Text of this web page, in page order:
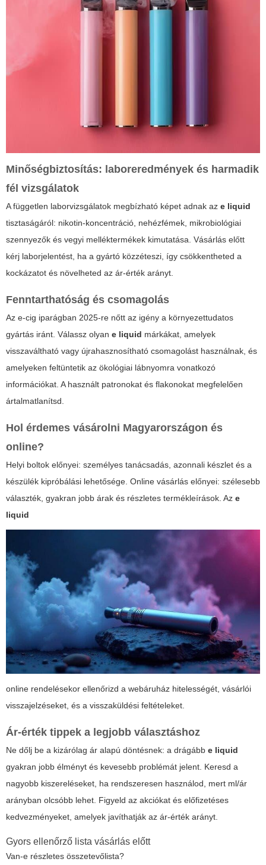
Minőségbiztosítás: laboreredmények és harmadik
fél vizsgálatok
A független laborvizsgálatok megbízható képet adnak az e liquid
tisztaságáról: nikotin-koncentráció, nehézfémek, mikrobiológiai
szennyezők és vegyi melléktermékek kimutatása. Vásárlás előtt
kérj laborjelentést, ha a gyártó közzéteszi, így csökkentheted a
kockázatot és növelheted az ár-érték arányt.
Fenntarthatóság és csomagolás
Az e-cig iparágban 2025-re nőtt az igény a környezettudatos
gyártás iránt. Válassz olyan e liquid márkákat, amelyek
visszaváltható vagy újrahasznosítható csomagolást használnak, és
amelyeken feltüntetik az ökológiai lábnyomra vonatkozó
információkat. A használt patronokat és flakonokat megfelelően
ártalmatlanítsd.
Hol érdemes vásárolni Magyarországon és
online?
Helyi boltok előnyei: személyes tanácsadás, azonnali készlet és a
készülék kipróbálási lehetősége. Online vásárlás előnyei: szélesebb
választék, gyakran jobb árak és részletes termékleírások. Az e
liquid
online rendelésekor ellenőrizd a webáruház hitelességét, vásárlói
visszajelzéseket, és a visszaküldési feltételeket.
Ár-érték tippek a legjobb választáshoz
Ne dőlj be a kizárólag ár alapú döntésnek: a drágább e liquid
gyakran jobb élményt és kevesebb problémát jelent. Keresd a
nagyobb kiszereléseket, ha rendszeresen használod, mert ml/ár
arányban olcsóbb lehet. Figyeld az akciókat és előfizetéses
kedvezményeket, amelyek javíthatják az ár-érték arányt.
Gyors ellenőrző lista vásárlás előtt
Van-e részletes összetevőlista?